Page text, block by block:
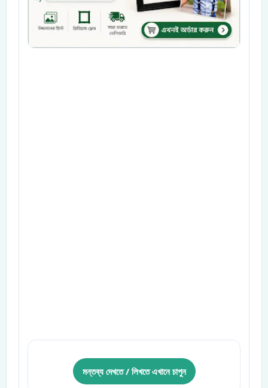
মন্তব্য দেখতে / লিখতে এখানে চাপুন